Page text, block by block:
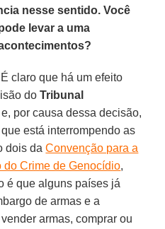
nesse sentido. Você
levar a uma
claro que há um efeito
doTribunal
e, por causa dessa decisão,
está interrompendo as
dois daConvenção para a
do Crime de Genocídio,
é que alguns países já
de armas e a
armas, comprar ou